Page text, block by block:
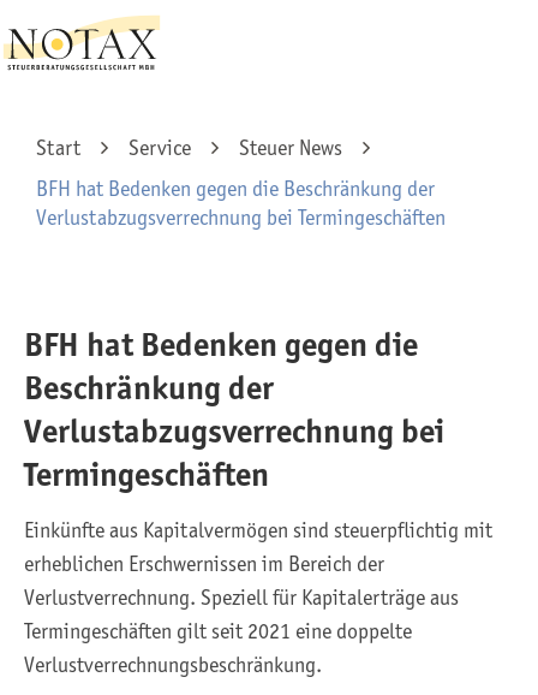
Start Service
Steuer News
BFH hat Bedenken gegen die Beschränkung der
Verlustabzugsverrechnung bei Termingeschäften
BFH hat Bedenken gegen die
Beschränkung der
Verlustabzugsverrechnung bei
Termingeschäften
Einkünfte aus Kapitalvermögen sind steuerpflichtig mit
erheblichen Erschwernissen im Bereich der
Verlustverrechnung. Speziell für Kapitalerträge aus
Termingeschäften gilt seit 2021 eine doppelte
Verlustverrechnungsbeschränkung.